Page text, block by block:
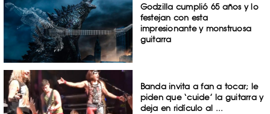
Godzilla cumplió 65 años y lo
festejan con esta
impresionante y monstruosa
guitarra
Banda invita a fan a tocar; le
piden que ‘cuide’ la guitarra y
deja en ridículo al ...